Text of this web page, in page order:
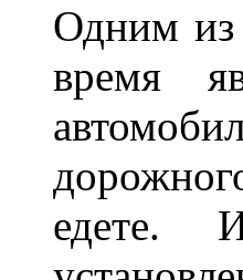
Одним из
время
едете.